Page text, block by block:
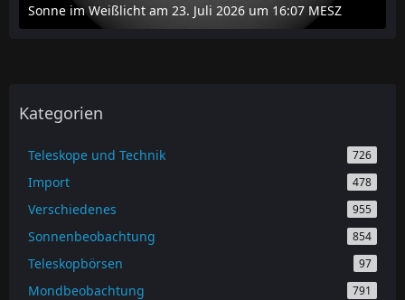
Sonne im Weißlicht am 23. Juli 2026 um 16:07 MESZ
24. Juli 2026 um 20:42
Kategorien
Teleskope und Technik 726
Import 478
Verschiedenes 955
Sonnenbeobachtung 854
Teleskopbörsen 97
Mondbeobachtung 791